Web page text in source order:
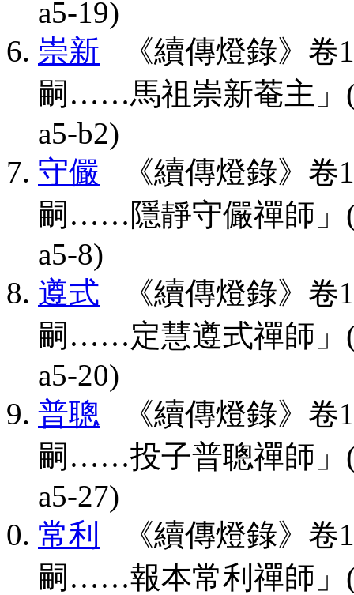
a5-19)
崇新 《續傳燈錄》卷
嗣……馬祖崇新菴主」
a5-b2)
守儼 《續傳燈錄》卷
嗣……隱靜守儼禪師」
a5-8)
遵式 《續傳燈錄》卷
嗣……定慧遵式禪師」
a5-20)
普聰 《續傳燈錄》卷
嗣……投子普聰禪師」
a5-27)
常利
《續傳燈錄》卷
嗣……報本常利禪師」